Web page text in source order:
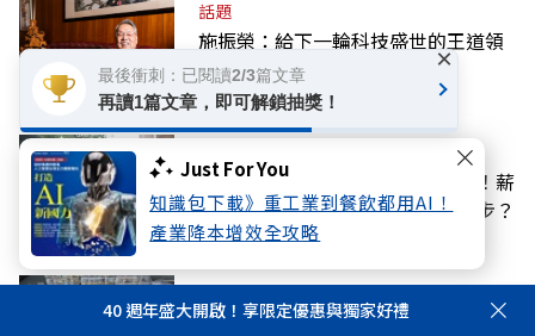
Just For You
知識包下載》重工業到餐飲都用AI！
產業降本增效全攻略
話題
施振榮：給下一輪科技盛世的王道領
導學
徵才薪資擬沒5萬不得寫「面議」！薪
資揭露門檻7年沒調，勞動部下一步？
話題
假採購BNT疫苗詐慈濟！調查局查扣
40 週年盛大開啟！享限定優惠與獨家好禮
最後衝刺：已閱讀2/3篇文章
再讀1篇文章，即可解鎖抽獎！
×